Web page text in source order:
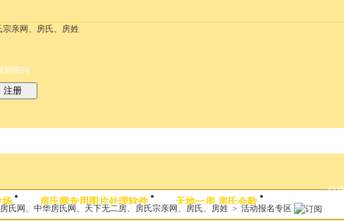
回密码
注册
快
场 房氏网专用图片处理软件 天地一房 房氏会歌
热搜：
结婚 母婴 phpwind
氏网、中华房氏网、天下无二房、房氏宗亲网、房氏、房姓 > 活动报名专区